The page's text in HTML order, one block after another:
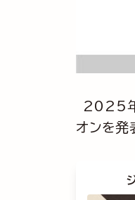
2025年
オンを発